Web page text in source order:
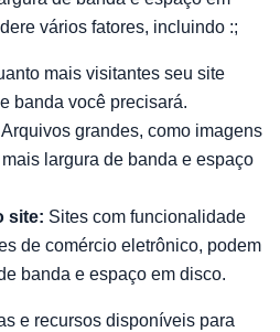
vários fatores, incluindo :;
mais visitantes seu site
banda você precisará.
Arquivos grandes, como imagens
largura de banda e espaço
site: Sites com funcionalidade
de comércio eletrônico, podem
banda e espaço em disco.
e recursos disponíveis para